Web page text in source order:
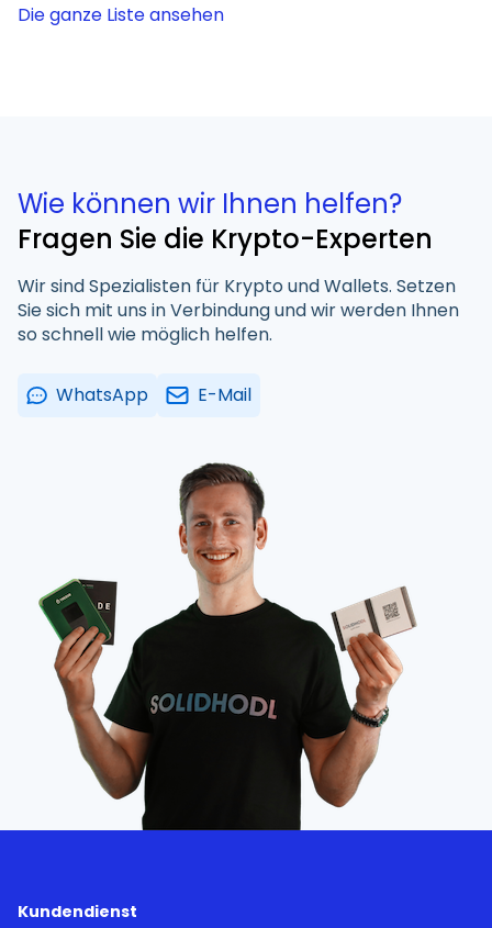
Die ganze Liste ansehen
Wie können wir Ihnen helfen?
Fragen Sie die Krypto-Experten
Wir sind Spezialisten für Krypto und Wallets. Setzen
Sie sich mit uns in Verbindung und wir werden Ihnen
so schnell wie möglich helfen.
WhatsApp E-Mail
Kundendienst